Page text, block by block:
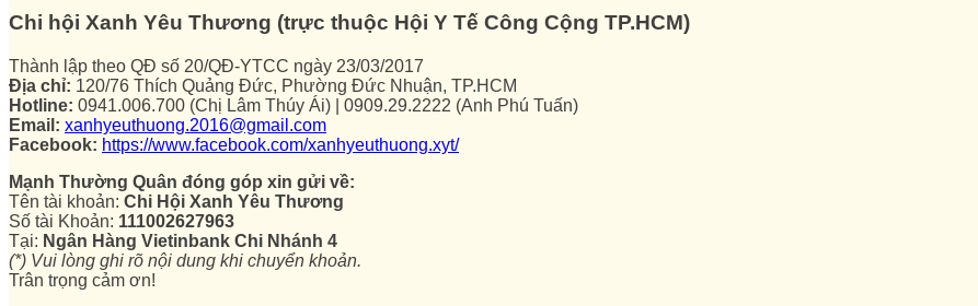
Chi hội Xanh Yêu Thương (trực thuộc Hội Y Tế Công Cộng TP.HCM)
Thành lập theo QĐ số 20/QĐ-YTCC ngày 23/03/2017
Địa chỉ: 120/76 Thích Quảng Đức, Phường Đức Nhuận, TP.HCM
Hotline: 0941.006.700 (Chị Lâm Thúy Ái) | 0909.29.2222 (Anh Phú Tuấn)
Email: xanhyeuthuong.2016@gmail.com
Facebook: https://www.facebook.com/xanhyeuthuong.xyt/
Mạnh Thường Quân đóng góp xin gửi về:
Tên tài khoản: Chi Hội Xanh Yêu Thương
Số tài Khoản: 111002627963
Tại: Ngân Hàng Vietinbank Chi Nhánh 4
(*) Vui lòng ghi rõ nội dung khi chuyển khoản.
Trân trọng cảm ơn!